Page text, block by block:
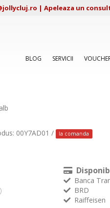
| Apeleaza un
BLOG SERVICII
00Y7AD01 / la comanda
Banca
BRD
Raiffeisen